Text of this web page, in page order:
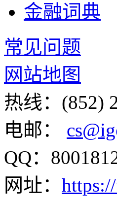
金融词典
常见问题
网站地图
热线：(852)
电邮：
QQ：
网址：